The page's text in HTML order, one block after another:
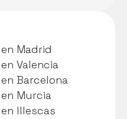
Madrid
Madrid
Valencia
Valencia
Barcelona
Barcelona
Murcia
Murcia
Illescas